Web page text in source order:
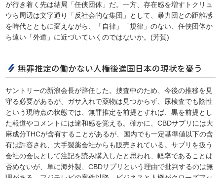
が行き着く先は結局「任侠団体」だ。一方、存在感を増すトクリュ
ウら周辺は文字通り「反社会的な集団」として、暴力団との距離感
を時代とともに変えながら、「自律」「規律」のない、任侠団体か
ら遠い「外道」に近づいていくのではないか。(芳賀)
無罪推定の働かない人権後進国日本の現状を憂う
サントリーの新浪会長が辞任した。捜査中のため、今後の推移を見
守る必要があるが、ガサ入れで薬物は見つからず、尿検査でも陰性
という現時点の状態では、無罪推定を前提とすれば、黒を前提とし
た報道やコメントには違和感を覚える。確かに、CBDサプリには大
麻成分THCが含有することがあるが、国内でも一定基準値以下の含
有は許容され、大手製薬会社からも販売されている。サプリを扱う
会社の会長として注記を読み購入したと思われ、軽率であることは
否めないが、単に海外製、CBDサプリという理由で批判するのは無